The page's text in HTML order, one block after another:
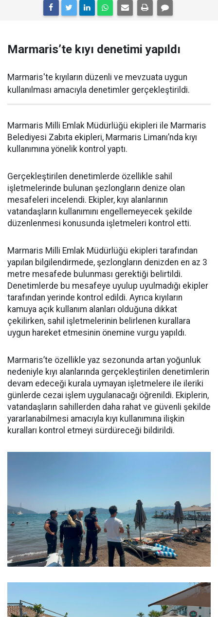
Marmaris’te kıyı denetimi yapıldı
Marmaris'te kıyıların düzenli ve mevzuata uygun
kullanılması amacıyla denetimler gerçekleştirildi.
Marmaris Milli Emlak Müdürlüğü ekipleri ile Marmaris
Belediyesi Zabıta ekipleri, Marmaris Limanı’nda kıyı
kullanımına yönelik kontrol yaptı.
Gerçekleştirilen denetimlerde özellikle sahil
işletmelerinde bulunan şezlongların denize olan
mesafeleri incelendi. Ekipler, kıyı alanlarının
vatandaşların kullanımını engellemeyecek şekilde
düzenlenmesi konusunda işletmeleri kontrol etti.
Marmaris Milli Emlak Müdürlüğü ekipleri tarafından
yapılan bilgilendirmede, şezlongların denizden en az 3
metre mesafede bulunması gerektiği belirtildi.
Denetimlerde bu mesafeye uyulup uyulmadığı ekipler
tarafından yerinde kontrol edildi. Ayrıca kıyıların
kamuya açık kullanım alanları olduğuna dikkat
çekilirken, sahil işletmelerinin belirlenen kurallara
uygun hareket etmesinin önemine vurgu yapıldı.
Marmaris’te özellikle yaz sezonunda artan yoğunluk
nedeniyle kıyı alanlarında gerçekleştirilen denetimlerin
devam edeceği kurala uymayan işletmelere ile ileriki
günlerde cezai işlem uygulanacağı öğrenildi. Ekiplerin,
vatandaşların sahillerden daha rahat ve güvenli şekilde
yararlanabilmesi amacıyla kıyı kullanımına ilişkin
kuralları kontrol etmeyi sürdüreceği bildirildi.